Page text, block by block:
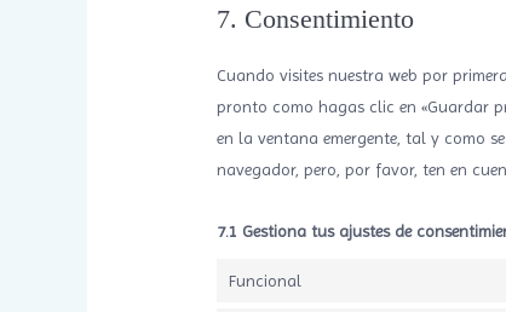
7. Consentimiento
Cuando visites nuestra web por
pronto como hagas clic en «Guardar
en la ventana emergente, tal y como
navegador, pero, por favor, ten en
7.1 Gestiona tus ajustes de
Funcional